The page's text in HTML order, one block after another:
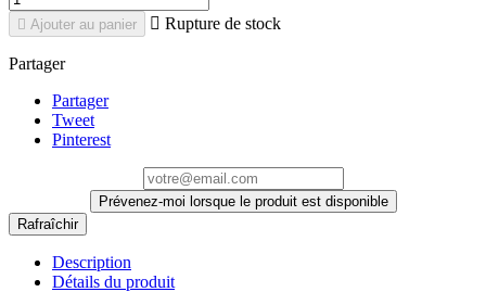
 Ajouter au panier  Rupture de stock
Partager
Partager
Tweet
Pinterest
Prévenez-moi lorsque le produit est disponible
Description
Détails du produit